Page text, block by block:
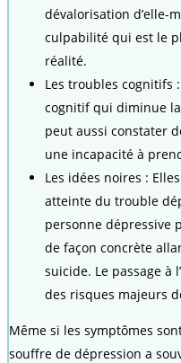
dévalorisation d’elle-
culpabilité qui est le
réalité.
Les troubles cognitifs
cognitif qui diminue
peut aussi constater
une incapacité à
Les idées noires :
atteinte du trouble
personne dépressive
de façon concrète
suicide. Le passage à
des risques majeurs
Même si les symptômes
souffre de dépression a